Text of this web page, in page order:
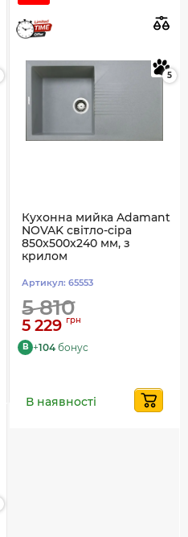
5
Кухонна мийка Adamant
NOVAK світло-сіра
850x500x240 мм, з
крилом
Артикул: 65553
5 810
5 229 грн
B +104 бонус
В наявності